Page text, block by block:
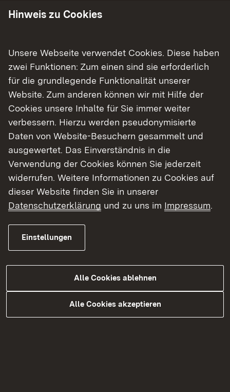
Kontakt
Referatsleitung
Benedikt Vogt
Ltd. Technischer Direktor
Link auf Telefonnummer:
0761 208-2180
Link auf E-Mail:
E-Mail senden
Stellvertretung
Karsten Schomburg
Link auf Telefonnummer:
0761 208-2162
Link auf E-Mail:
E-Mail senden
Weitere Informationen
Hinweis zu Cookies
Unsere Webseite verwendet Cookies. Diese haben
zwei Funktionen: Zum einen sind sie erforderlich
für die grundlegende Funktionalität unserer
Website. Zum anderen können wir mit Hilfe der
Cookies unsere Inhalte für Sie immer weiter
verbessern. Hierzu werden pseudonymisierte
Daten von Website-Besuchern gesammelt und
ausgewertet. Das Einverständnis in die
Verwendung der Cookies können Sie jederzeit
widerrufen. Weitere Informationen zu Cookies auf
dieser Website finden Sie in unserer
Datenschutzerklärung und zu uns im Impressum.
Einstellungen
Alle Cookies ablehnen
Alle Cookies akzeptieren